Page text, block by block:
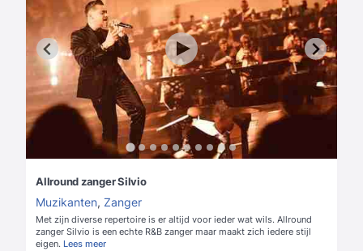
Allround zanger Silvio
Muzikanten, Zanger
Met zijn diverse repertoire is er altijd voor ieder wat wils. Allround
zanger Silvio is een echte R&B zanger maar maakt zich iedere stijl
eigen. Lees meer